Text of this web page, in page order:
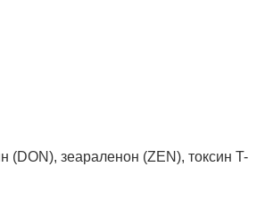
зеараленон (ZEN), токсин T-